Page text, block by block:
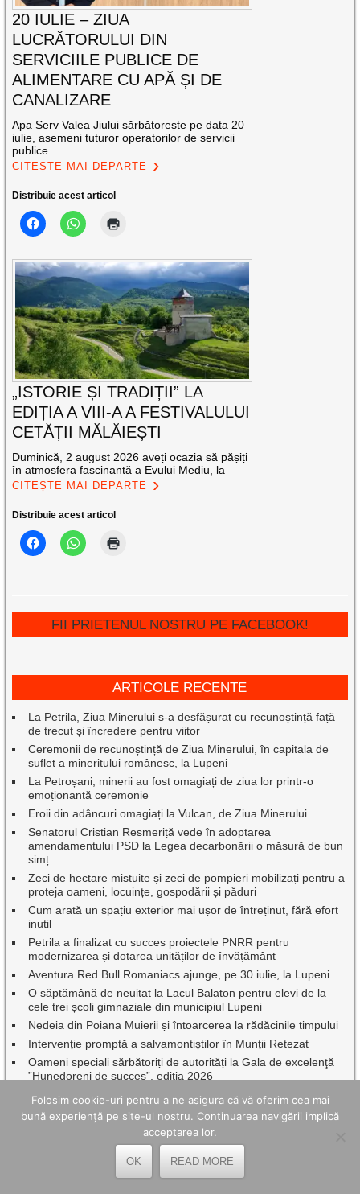
20 IULIE – ZIUA
LUCRĂTORULUI DIN
SERVICIILE PUBLICE DE
ALIMENTARE CU APĂ ȘI DE
CANALIZARE
Apa Serv Valea Jiului sărbătorește pe data 20
iulie, asemeni tuturor operatorilor de servicii
publice
CITEȘTE MAI DEPARTE
Distribuie acest articol
„ISTORIE ȘI TRADIȚII” LA
EDIȚIA A VIII-A A FESTIVALULUI
CETĂȚII MĂLĂIEȘTI
Duminică, 2 august 2026 aveți ocazia să pășiți
în atmosfera fascinantă a Evului Mediu, la
CITEȘTE MAI DEPARTE
Distribuie acest articol
FII PRIETENUL NOSTRU PE FACEBOOK!
ARTICOLE RECENTE
La Petrila, Ziua Minerului s-a desfășurat cu recunoștință față
de trecut și încredere pentru viitor
Ceremonii de recunoștință de Ziua Minerului, în capitala de
suflet a mineritului românesc, la Lupeni
La Petroșani, minerii au fost omagiați de ziua lor printr-o
emoționantă ceremonie
Eroii din adâncuri omagiați la Vulcan, de Ziua Minerului
Senatorul Cristian Resmeriță vede în adoptarea
amendamentului PSD la Legea decarbonării o măsură de bun
simț
Zeci de hectare mistuite și zeci de pompieri mobilizați pentru a
proteja oameni, locuințe, gospodării și păduri
Cum arată un spațiu exterior mai ușor de întreținut, fără efort
inutil
Petrila a finalizat cu succes proiectele PNRR pentru
modernizarea și dotarea unităților de învățământ
Aventura Red Bull Romaniacs ajunge, pe 30 iulie, la Lupeni
O săptămână de neuitat la Lacul Balaton pentru elevi de la
cele trei școli gimnaziale din municipiul Lupeni
Nedeia din Poiana Muierii și întoarcerea la rădăcinile timpului
Intervenție promptă a salvamontiștilor în Munții Retezat
Oameni speciali sărbătoriți de autorități la Gala de excelenţă
”Hunedoreni de succes”, ediția 2026
Caravana TIFF a transformat Mina Petrila în cinema în aer
liber.
Cum reduci costurile de livrare pentru magazinul online – 7
Vin Zilele Municipiului Petroșani, cu Oana Radu, Aurel Tămaș
Folosim cookie-uri pentru a ne asigura că vă oferim cea mai
bună experiență pe site-ul nostru. Continuarea navigării implică
acceptarea lor.
OK READ MORE